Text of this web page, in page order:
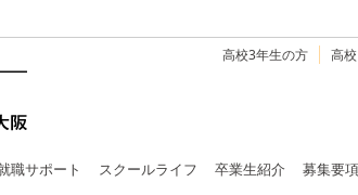
高校3年生の方 高
職サポート スクールライフ 卒業生紹介 募集要項